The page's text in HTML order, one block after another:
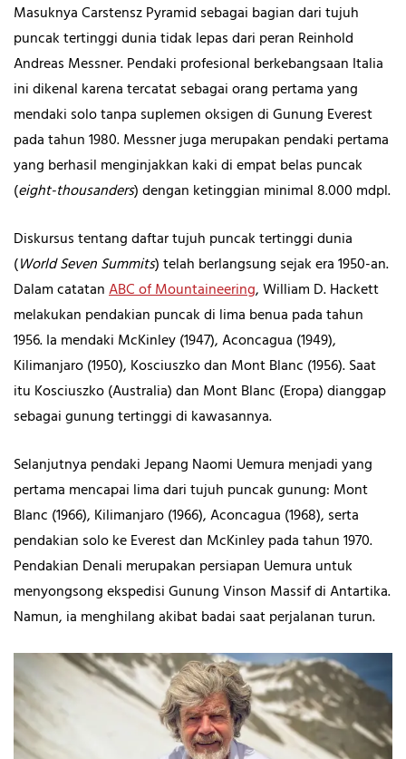
Masuknya Carstensz Pyramid sebagai bagian dari tujuh
puncak tertinggi dunia tidak lepas dari peran Reinhold
Andreas Messner. Pendaki profesional berkebangsaan Italia
ini dikenal karena tercatat sebagai orang pertama yang
mendaki solo tanpa suplemen oksigen di Gunung Everest
pada tahun 1980. Messner juga merupakan pendaki pertama
yang berhasil menginjakkan kaki di empat belas puncak
(eight-thousanders) dengan ketinggian minimal 8.000 mdpl.
Diskursus tentang daftar tujuh puncak tertinggi dunia
(World Seven Summits) telah berlangsung sejak era 1950-an.
Dalam catatanABC of Mountaineering, William D. Hackett
melakukan pendakian puncak di lima benua pada tahun
1956. Ia mendaki McKinley (1947), Aconcagua (1949),
Kilimanjaro (1950), Kosciuszko dan Mont Blanc (1956). Saat
itu Kosciuszko (Australia) dan Mont Blanc (Eropa) dianggap
sebagai gunung tertinggi di kawasannya.
Selanjutnya pendaki Jepang Naomi Uemura menjadi yang
pertama mencapai lima dari tujuh puncak gunung: Mont
Blanc (1966), Kilimanjaro (1966), Aconcagua (1968), serta
pendakian solo ke Everest dan McKinley pada tahun 1970.
Pendakian Denali merupakan persiapan Uemura untuk
menyongsong ekspedisi Gunung Vinson Massif di Antartika.
Namun, ia menghilang akibat badai saat perjalanan turun.